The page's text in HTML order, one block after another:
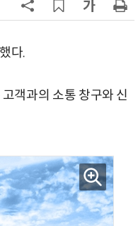
다.
객과의 소통 창구와 신
수입 1년 새 2배…獨 제치
개월 연속 수입차 1위 질주